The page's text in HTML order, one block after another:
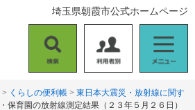
索
用
者
別
ニ
ュ
ー
埼玉県朝霞市公式ホームページ
> くらしの便利帳 > 東日本大震災・放射線に関す
保育園の放射線測定結果（２３年５月２６日）